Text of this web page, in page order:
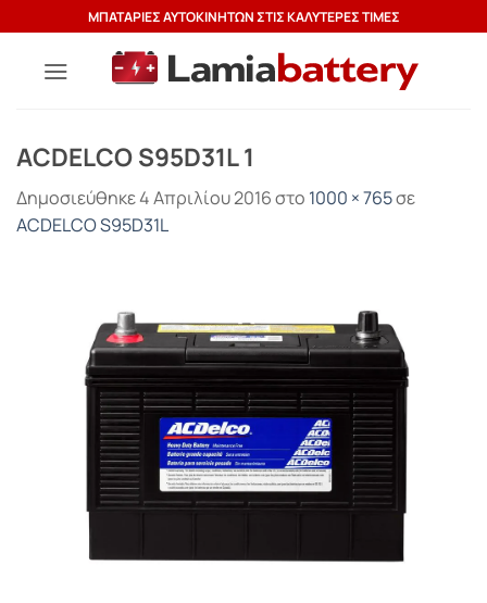
στο
περιεχόμενο
ΜΠΑΤΑΡΙΕΣ ΑΥΤΟΚΙΝΗΤΩΝ ΣΤΙΣ ΚΑΛΥΤΕΡΕΣ ΤΙΜΕΣ
ACDELCO S95D31L 1
Δημοσιεύθηκε4 Απριλίου 2016στο 1000 × 765σε
ACDELCO S95D31L